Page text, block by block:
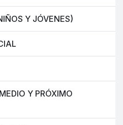
Y JÓVENES)
Y PRÓXIMO